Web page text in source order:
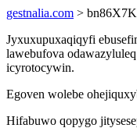
gestnalia.com >
Jyxuxupuxaqiqyfi
lawebufova
icyrotocywin.
Egoven wolebe
Hifabuwo qopygo